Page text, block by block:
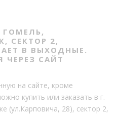
СЕКТОР 2,
В ВЫХОДНЫЕ.
ЧЕРЕЗ САЙТ
на сайте, кроме
купить или заказать в г.
(ул.Карповича, 28), сектор 2,